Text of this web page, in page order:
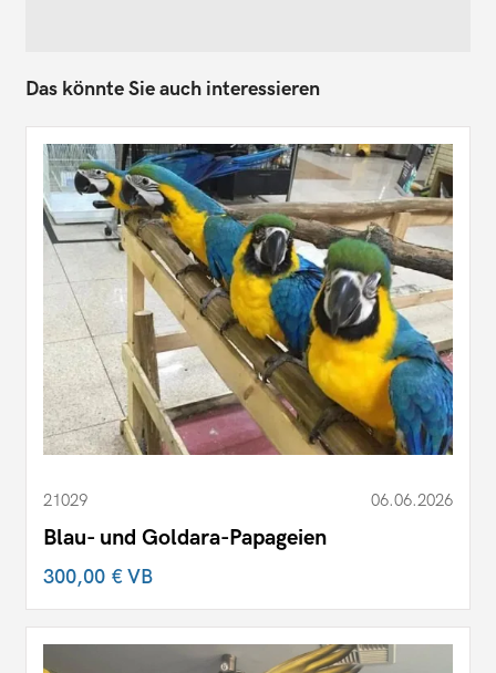
Das könnte Sie auch interessieren
21029 06.06.2026
Blau- und Goldara-Papageien
300,00 €VB